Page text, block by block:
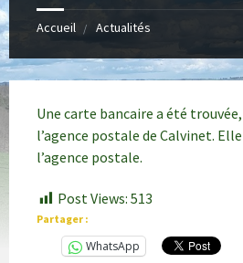
Accueil Actualités
Une carte bancaire a été
l’agence postale de Calvinet.
l’agence postale.
Post Views: 513
Partager :
WhatsApp